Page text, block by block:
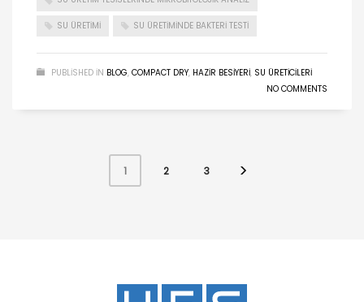
SU ÜRETIMI SU ÜRETIMINDE BAKTERI TESTI
PUBLISHED IN BLOG, COMPACT DRY, HAZIR BESIYERI, SU ÜRETICILERI
NO COMMENTS
1 2 3